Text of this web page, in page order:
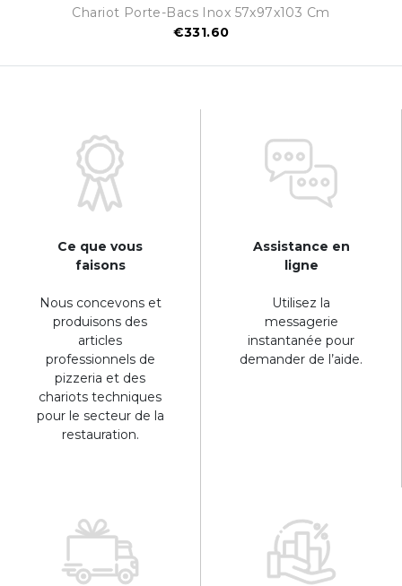
Chariot Porte-Bacs Inox 57x97x103 Cm
€331.60
Ce que vous
faisons
Nous concevons et
produisons des
articles
professionnels de
pizzeria et des
chariots techniques
pour le secteur de la
restauration.
Assistance en
ligne
Utilisez la
messagerie
instantanée pour
demander de l’aide.